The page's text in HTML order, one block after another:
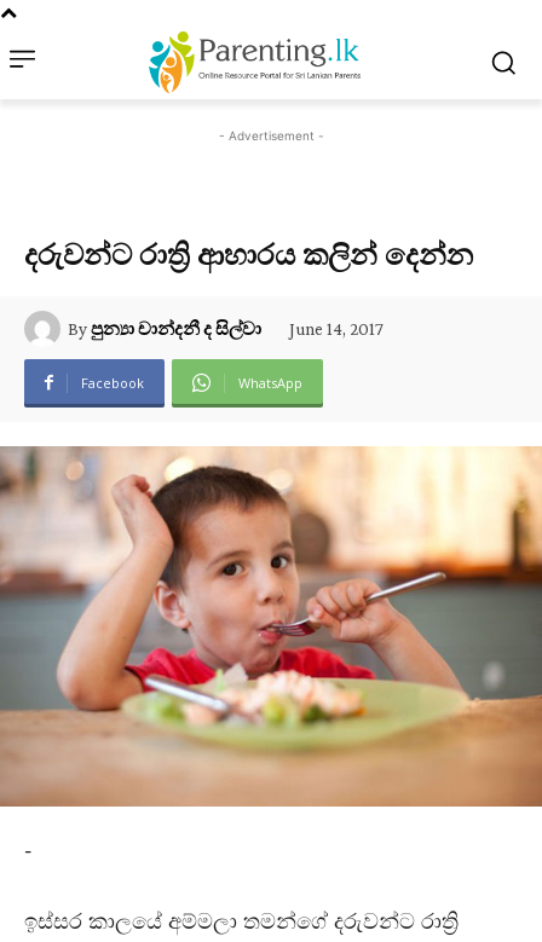
- Advertisement -
දරුවන්ට රාත්‍රි ආහාරය කලින් දෙන්න
Byපුන්‍යා චාන්දනී ද සිල්වා June 14, 2017
Facebook WhatsApp
-
ඉස්සර කාලයේ අම්මලා තමන්ගේ දරුවන්ට රාත්‍රි